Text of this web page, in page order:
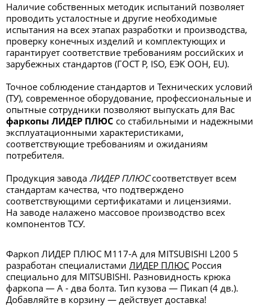
Наличие собственных методик испытаний позволяет
проводить усталостные и другие необходимые
испытания на всех этапах разработки и производства,
проверку конечных изделий и комплектующих и
гарантирует соответствие требованиям российских и
зарубежных стандартов (ГОСТ Р, ISO, ЕЭК ООН, EU).
Точное соблюдение стандартов и Технических условий
(ТУ), современное оборудование, профессиональные и
опытные сотрудники позволяют выпускать для Вас
фаркопы ЛИДЕР ПЛЮС со стабильными и надежными
эксплуатационными характеристиками,
соответствующие требованиям и ожиданиям
потребителя.
Продукция завода ЛИДЕР ПЛЮСсоответствует всем
стандартам качества, что подтверждено
соответствующими сертификатами и лицензиями.
На заводе налажено массовое производство всех
компонентов ТСУ.
Фаркоп ЛИДЕР ПЛЮС M117-A для MITSUBISHI L200 5
разработан специалистами ЛИДЕР ПЛЮС Россия
специально для MITSUBISHI. Разновидность крюка
фаркопа — А - два болта. Тип кузова — Пикап (4 дв.).
Добавляйте в корзину — действует доставка!